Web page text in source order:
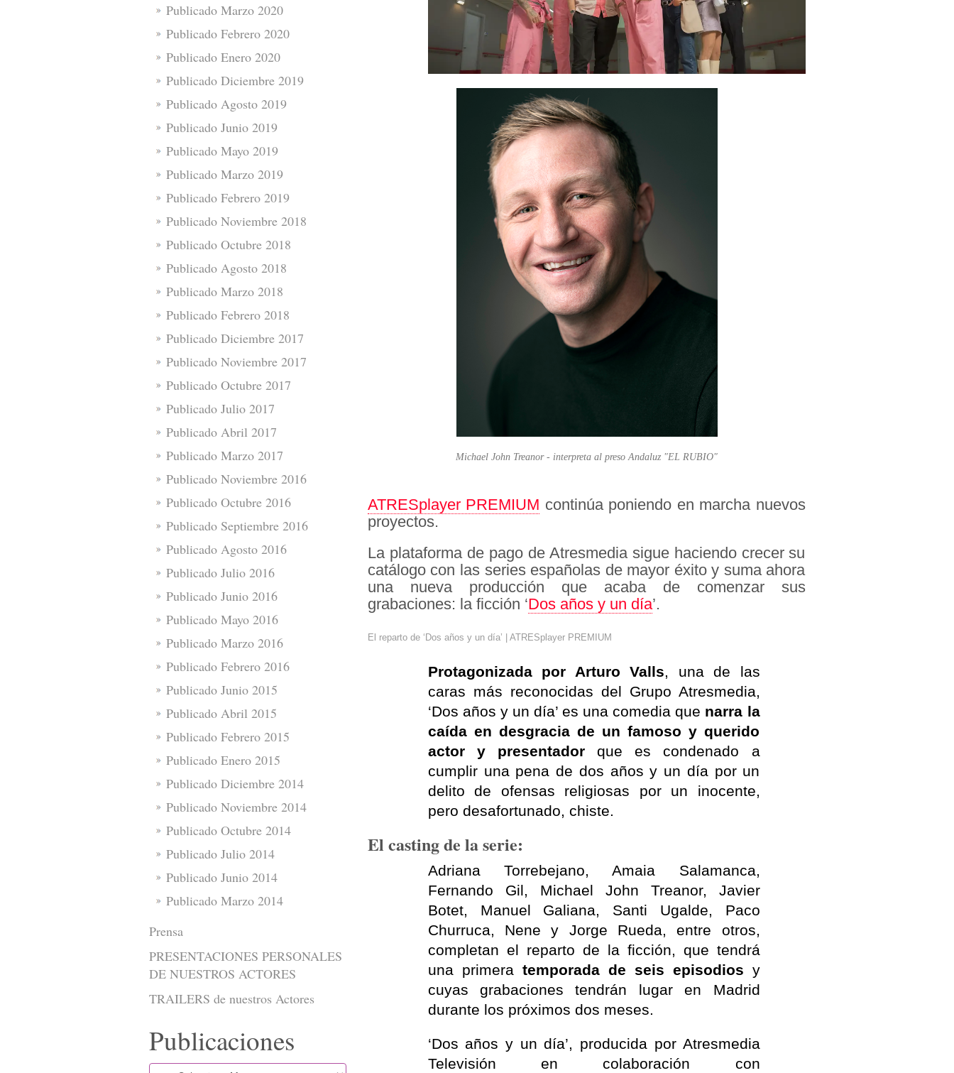
Michael John Treanor - interpreta al preso Andaluz "EL RUBIO"
ATRESplayer PREMIUM continúa poniendo en marcha nuevos
proyectos.
La plataforma de pago de Atresmedia sigue haciendo crecer su
catálogo con las series españolas de mayor éxito y suma ahora
una nueva producción que acaba de comenzar sus
grabaciones: la ficción ‘Dos años y un día’.
El reparto de ‘Dos años y un día’ | ATRESplayer PREMIUM
Protagonizada por Arturo Valls, una de las
caras más reconocidas del Grupo Atresmedia,
‘Dos años y un día’ es una comedia que narra la
caída en desgracia de un famoso y querido
actor y presentador que es condenado a
cumplir una pena de dos años y un día por un
delito de ofensas religiosas por un inocente,
pero desafortunado, chiste.
El casting de la serie:
Adriana Torrebejano, Amaia Salamanca,
Fernando Gil, Michael John Treanor, Javier
Botet, Manuel Galiana, Santi Ugalde, Paco
Churruca, Nene y Jorge Rueda, entre otros,
completan el reparto de la ficción, que tendrá
una primera temporada de seis episodios y
cuyas grabaciones tendrán lugar en Madrid
durante los próximos dos meses.
‘Dos años y un día’, producida por Atresmedia
Televisión en colaboración con
Publicado Marzo 2020
Publicado Febrero 2020
Publicado Enero 2020
Publicado Diciembre 2019
Publicado Agosto 2019
Publicado Junio 2019
Publicado Mayo 2019
Publicado Marzo 2019
Publicado Febrero 2019
Publicado Noviembre 2018
Publicado Octubre 2018
Publicado Agosto 2018
Publicado Marzo 2018
Publicado Febrero 2018
Publicado Diciembre 2017
Publicado Noviembre 2017
Publicado Octubre 2017
Publicado Julio 2017
Publicado Abril 2017
Publicado Marzo 2017
Publicado Noviembre 2016
Publicado Octubre 2016
Publicado Septiembre 2016
Publicado Agosto 2016
Publicado Julio 2016
Publicado Junio 2016
Publicado Mayo 2016
Publicado Marzo 2016
Publicado Febrero 2016
Publicado Junio 2015
Publicado Abril 2015
Publicado Febrero 2015
Publicado Enero 2015
Publicado Diciembre 2014
Publicado Noviembre 2014
Publicado Octubre 2014
Publicado Julio 2014
Publicado Junio 2014
Publicado Marzo 2014
Prensa
PRESENTACIONES PERSONALES
DE NUESTROS ACTORES
TRAILERS de nuestros Actores
Publicaciones